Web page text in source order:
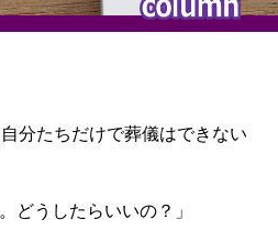
分たちだけで葬儀はできない
どうしたらいいの？」